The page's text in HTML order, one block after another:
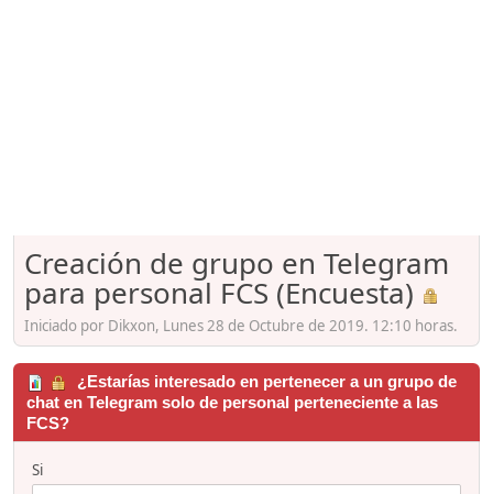
Creación de grupo en Telegram
para personal FCS (Encuesta)
Iniciado por Dikxon, Lunes 28 de Octubre de 2019. 12:10 horas.
¿Estarías interesado en pertenecer a un grupo de
chat en Telegram solo de personal perteneciente a las
FCS?
Si